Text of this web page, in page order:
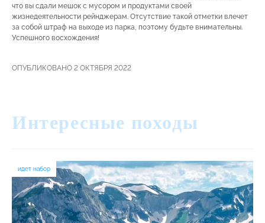
что вы сдали мешок с мусором и продуктами своей
жизнедеятельности рейнджерам. Отсутствие такой отметки влечет
за собой штраф на выходе из парка, поэтому будьте внимательны.
Успешного восхождения!
ОПУБЛИКОВАНО 2 ОКТЯБРЯ 2022
Интересные походы
идет набор